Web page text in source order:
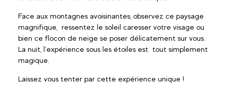
Face aux montagnes avoisinantes, observez ce paysage
magnifique, ressentez le soleil caresser votre visage ou
bien ce flocon de neige se poser délicatement sur vous.
La nuit, l’expérience sous les étoiles est tout simplement
magique.
Laissez vous tenter par cette expérience unique !